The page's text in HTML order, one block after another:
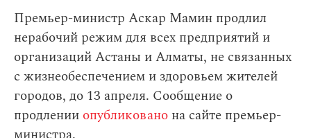
Премьер-министр Аскар Мамин продлил
нерабочий режим для всех предприятий и
организаций Астаны и Алматы, не связанных
с жизнеобеспечением и здоровьем жителей
городов, до 13 апреля. Сообщение о
продлении опубликовано на сайте премьер-